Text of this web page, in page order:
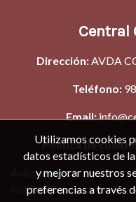
Central
Dirección:AVDA
Teléfono:
Email:
Política de
Aviso legal
Política de cookies
Utilizamos cookies
datos estadísticos de
y mejorar nuestros
preferencias a través